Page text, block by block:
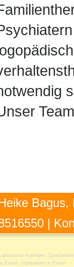
|
Hattingen
Essen Logopaeden in Essen